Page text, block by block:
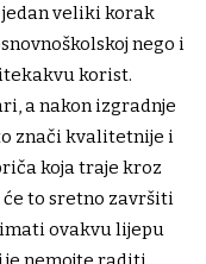
jedan veliki korak
nego i
korist.
a nakon izgradnje
znači kvalitetnije i
koja traje kroz
to sretno završiti
ovakvu lijepu